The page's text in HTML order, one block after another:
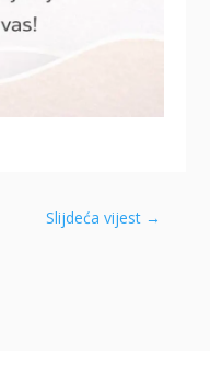
Slijdeća vijest →